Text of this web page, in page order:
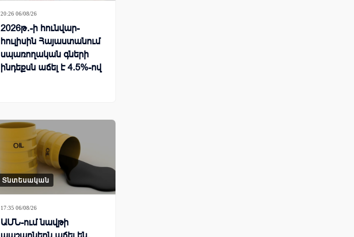
20:26 06/08/26
2026թ․-ի հունվար-
հուլիսին Հայաստանում
սպառողական գների
ինդեքսն աճել է 4.5%-ով
Տնտեսական
17:35 06/08/26
ԱՄՆ-ում նավթի